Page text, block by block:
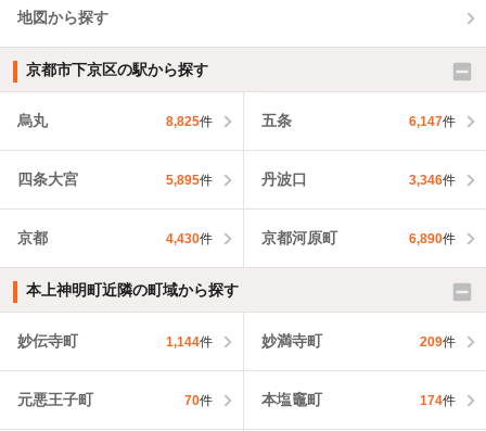
地図から探す
京都市下京区の駅から探す
烏丸 8,825件 五条 6,147件
四条大宮 5,895件 丹波口 3,346件
京都 4,430件 京都河原町 6,890件
本上神明町近隣の町域から探す
妙伝寺町 1,144件 妙満寺町 209件
元悪王子町 70件 本塩竈町 174件